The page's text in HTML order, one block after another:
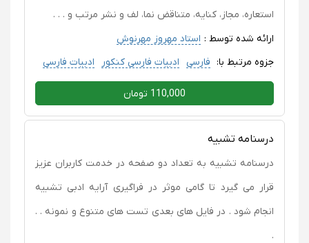
استعاره، مجاز، کنایه، متناقض نما، لف و نشر مرتب و‌ . . .
ارائه شده توسط : استاد مهروز مهرنوش
جزوه مرتبط با: فارسی ادبیات فارسی کنکور ادبیات فارسی
110,000 تومان
درسنامه تشبیه
درسنامه تشبیه به تعداد دو صفحه در خدمت کاربران عزیز
قرار می گیرد تا گامی موثر در فراگیری آرایه ادبی تشبیه
انجام شود . در فایل های بعدی تست های متنوع و نمونه . .
.